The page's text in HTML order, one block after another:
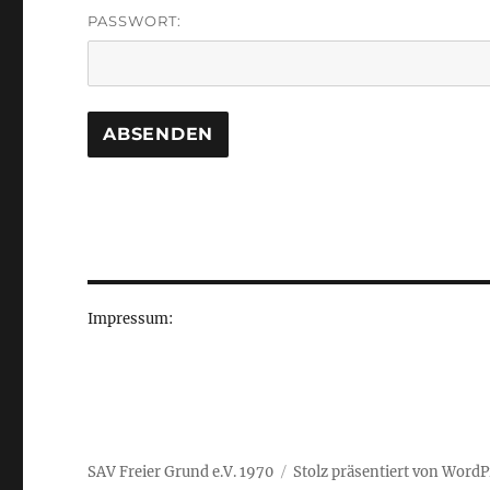
PASSWORT:
Impressum:
SAV Freier Grund e.V. 1970 Stolz präsentiert von